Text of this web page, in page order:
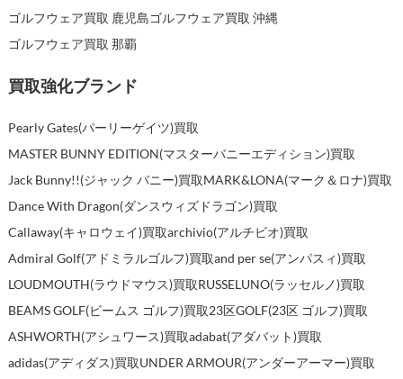
ゴルフウェア買取 鹿児島ゴルフウェア買取 沖縄
ゴルフウェア買取 那覇
買取強化ブランド
Pearly Gates(パーリーゲイツ)買取
MASTER BUNNY EDITION(マスターバニーエディション)買取
Jack Bunny!!(ジャック バニー)買取MARK&LONA(マーク＆ロナ)買取
Dance With Dragon(ダンスウィズドラゴン)買取
Callaway(キャロウェイ)買取archivio(アルチビオ)買取
Admiral Golf(アドミラルゴルフ)買取and per se(アンパスィ)買取
LOUDMOUTH(ラウドマウス)買取RUSSELUNO(ラッセルノ)買取
BEAMS GOLF(ビームス ゴルフ)買取23区GOLF(23区 ゴルフ)買取
ASHWORTH(アシュワース)買取adabat(アダバット)買取
adidas(アディダス)買取UNDER ARMOUR(アンダーアーマー)買取